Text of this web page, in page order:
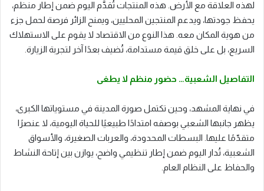
لهذه العلاقة مع الأرض. هذه المنتجات تُقدَّم اليوم ضمن إطار منظم،
يحفظ جودتها، ويدعم المنتجين المحليين، ويمنح الزائر فرصة لحمل جزء
من هوية المكان معه. هذا النوع من الاقتصاد لا يقوم على الاستهلاك
السريع، بل على خلق قيمة مستدامة، تُضيف بعدًا آخر لتجربة الزيارة.
التفاصيل الشعبية… حضور منظم لا يطغى
في نهاية المشهد، وحين تكتمل صورة المدينة في مستوياتها الكبرى،
يظهر جانبها الشعبي بوصفه امتدادًا طبيعيًا للحياة اليومية، لا عنصرًا
متقدّمًا عليها. البسطات المحدودة، والعربات الصغيرة، والأسواق
الشعبية، تُدار اليوم ضمن إطار تنظيمي واضح، يوازن بين إتاحة النشاط
والحفاظ على النظام العام.